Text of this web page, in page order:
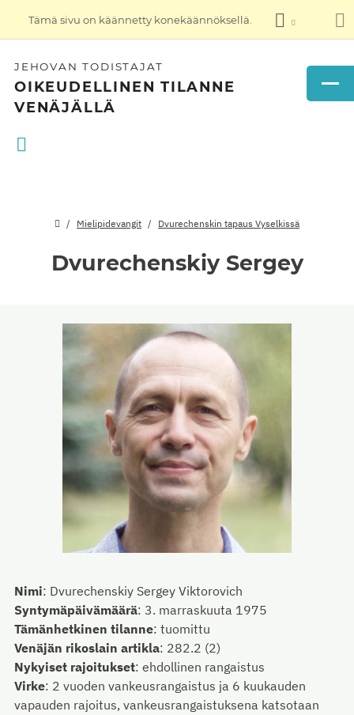
Tämä sivu on käännetty konekäännöksellä.
JEHOVAN TODISTAJAT
OIKEUDELLINEN TILANNE
VENÄJÄLLÄ
Mielipidevangit Dvurechenskin tapaus Vyselkissä
Dvurechenskiy Sergey
Nimi: Dvurechenskiy Sergey Viktorovich
Syntymäpäivämäärä: 3. marraskuuta 1975
Tämänhetkinen tilanne: tuomittu
Venäjän rikoslain artikla: 282.2 (2)
Nykyiset rajoitukset: ehdollinen rangaistus
Virke: 2 vuoden vankeusrangaistus ja 6 kuukauden
vapauden rajoitus, vankeusrangaistuksena katsotaan